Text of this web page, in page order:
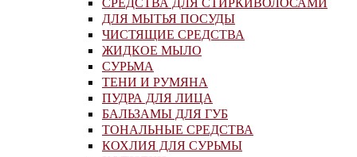
ДЛЯ МЫТЬЯ ПОСУДЫ
ЧИСТЯЩИЕ СРЕДСТВА
ЖИДКОЕ МЫЛО
СУРЬМА
ТЕНИ И РУМЯНА
ПУДРА ДЛЯ ЛИЦА
БАЛЬЗАМЫ ДЛЯ ГУБ
ТОНАЛЬНЫЕ СРЕДСТВА
КОХЛИЯ ДЛЯ СУРЬМЫ